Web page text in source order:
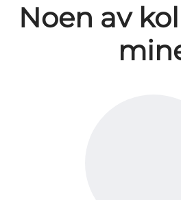
Noen av